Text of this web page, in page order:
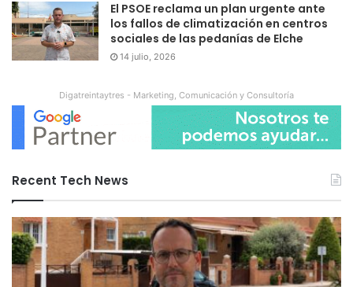
El PSOE reclama un plan urgente ante
los fallos de climatización en centros
sociales de las pedanías de Elche
14 julio, 2026
Digatreintaytres - Marketing, Comunicación y Consultoría
Recent Tech News